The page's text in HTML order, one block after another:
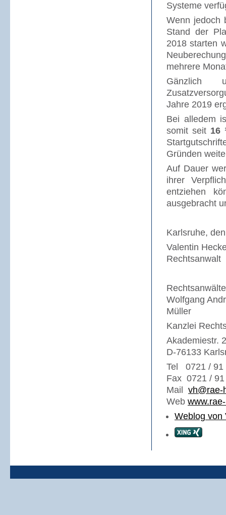
Systeme
Wenn jedoch
Stand der
2018 starten
mehrere
Gänzlich
Jahre 2019
Bei alledem
somit seit 16
Gründen
Auf Dauer
ihrer
entziehen
ausgebracht
Karlsruhe,
Valentin
Rechtsanwalt
Wolfgang
Müller
Kanzlei
Akademiestr.
D-76133
Tel 0721 / 91
Fax 0721 /
Mail vh@rae-
Web
Weblog von